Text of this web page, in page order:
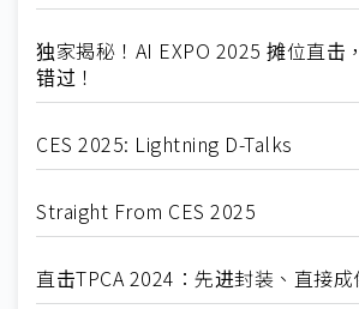
独家揭秘！AI EXPO 2025 摊位直击
错过！
CES 2025: Lightning D-Talks
Straight From CES 2025
直击TPCA 2024：先进封装、直接